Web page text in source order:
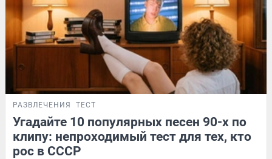
РАЗВЛЕЧЕНИЯ ТЕСТ
Угадайте 10 популярных песен 90-х по
клипу: непроходимый тест для тех, кто
рос в СССР